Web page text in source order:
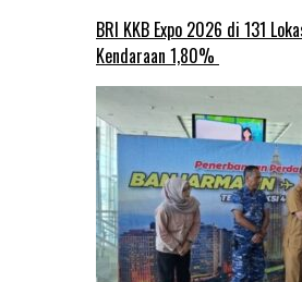
BRI KKB Expo 2026 di 131
Kendaraan 1,80%